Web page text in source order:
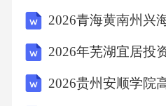
定潜能，便可以从资源
有意义的生活。因此，
方面潜能不如他人而贬低